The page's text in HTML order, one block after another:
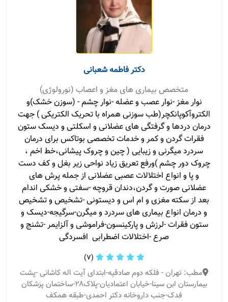
دکتر فاطمه شعبانی
متخصص بیماری های مغز و اعصاب (نورولوژی)
نوار مغز -نوار عصب و عضله -نوار چشم - (سوزن خشک)و
الکتروآکوپانکچر(طب سوزنی همراه با تحریک الکتریکی ) جهت
درمان دردها و گرفتگی های عضلانی و اسکلتی و دیسک ستون
فقرات گردن و کمر و خدمات تخصصی بوتاکس برای درمان
سردرد میگرنی و زیبایی ( چین و چروک پیشانی،خط اخم ،
چروک دور چشم )ورفع تعریق زیاد نواحی زیر بغل و کف دست
و پا و انواع اختلالات عصبی عضلانی از جمله پرش های
عضلانی صورت و گردن،دندان قروچه -سفتی و خشکی اندام
بعد از سکته مغزی و ام اس و دیستونی -تشخیص و تشخیص
و درمان انواع بیماری های سردرد و میگرن-سرگیجه-دیسک و
ستون فقرات -لرزش و پارکینسون-فراموشی و آلزایمر -تشنج و
صرع -اختلالات اضطرابی ‌ افسردگی
(7)
مطب: تهران - فلکه دوم صادقیه-ابتدای آیت اله کاشانی -پشت
بیمارستان ابن سینا-خیابان اعتمادیان-پلاک۲۸-ساختمان پزشکان
فدک-جنب داروخانه دکتر احمدی-طبقه همکف